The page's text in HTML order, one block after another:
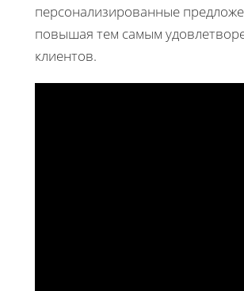
персонализированные
повышая тем самым
клиентов.